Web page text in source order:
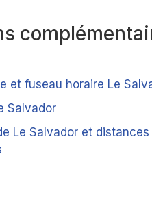
et fuseau horaire Le
Salvador
Le Salvador et